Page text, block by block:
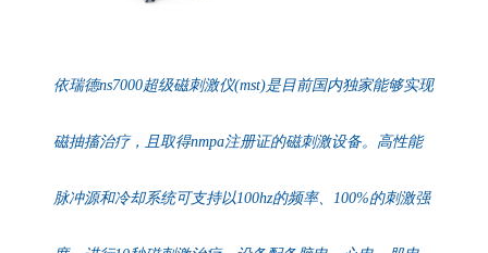
依瑞德ns7000超级磁刺激仪(mst)是目前国内独家能够实现
磁抽搐治疗，且取得nmpa注册证的磁刺激设备。高性能
脉冲源和冷却系统可支持以100hz的频率、100%的刺激强